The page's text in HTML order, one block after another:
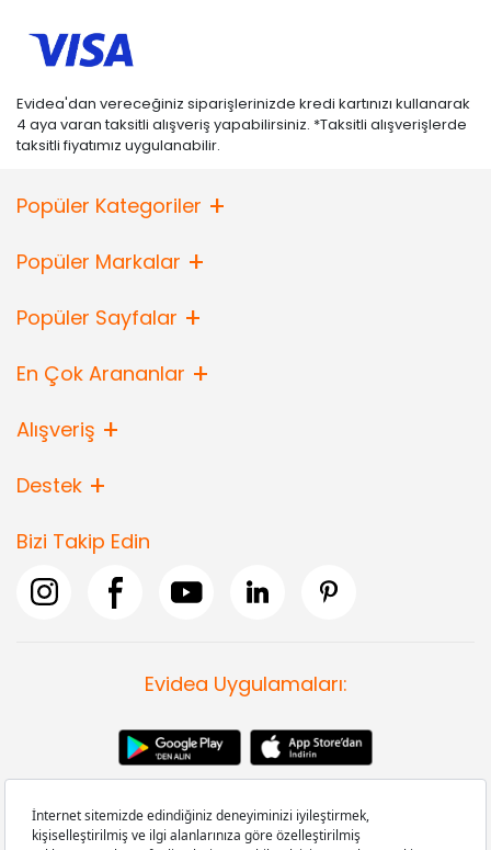
Evidea'dan vereceğiniz siparişlerinizde kredi kartınızı kullanarak
4 aya varan taksitli alışveriş yapabilirsiniz. *Taksitli alışverişlerde
taksitli fiyatımız uygulanabilir.
Popüler Kategoriler
Popüler Markalar
Popüler Sayfalar
En Çok Arananlar
Alışveriş
Destek
Bizi Takip Edin
Evidea Uygulamaları: